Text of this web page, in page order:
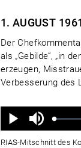
1. AUGUST 1961
Der
als „Gebilde“, „in
erzeugen,
Verbesserung des
Wiedergabe
Ton
aus
Geladen
Status:
RIAS-Mitschnitt des